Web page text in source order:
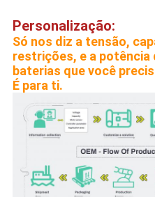
Personalização:
Só nos diz a tensão,
restrições, e a
baterias que você
É para ti.